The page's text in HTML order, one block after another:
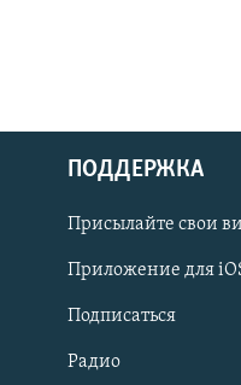
Українською
Qırımtatar
ПРИСОЕДИНЯЙТЕСЬ!
ПОДДЕРЖКА
Присылайте свои
Приложение для
Подписаться
Радио